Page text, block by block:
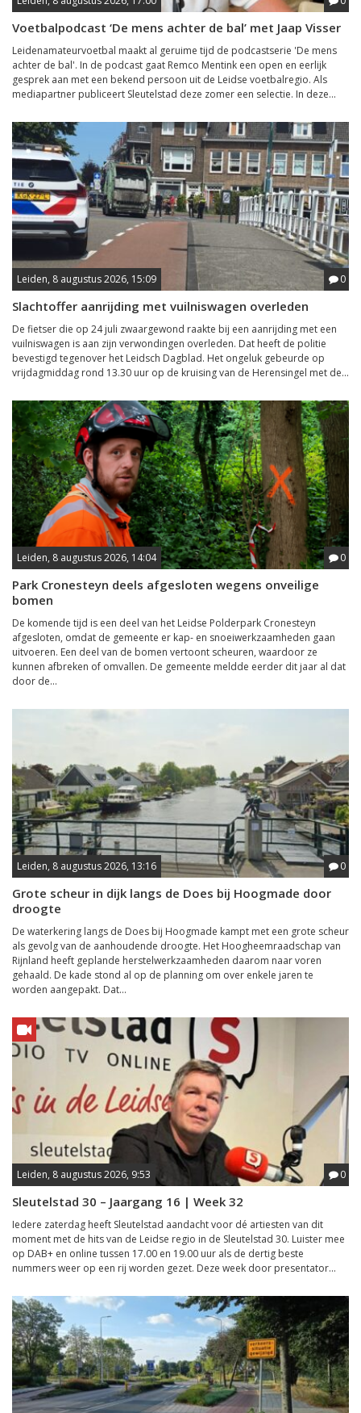
Voetbalpodcast ‘De mens achter de bal’ met Jaap Visser
Leidenamateurvoetbal maakt al geruime tijd de podcastserie 'De mens
achter de bal'. In de podcast gaat Remco Mentink een open en eerlijk
gesprek aan met een bekend persoon uit de Leidse voetbalregio. Als
mediapartner publiceert Sleutelstad deze zomer een selectie. In deze...
Leiden, 8 augustus 2026, 15:09 0
Slachtoffer aanrijding met vuilniswagen overleden
De fietser die op 24 juli zwaargewond raakte bij een aanrijding met een
vuilniswagen is aan zijn verwondingen overleden. Dat heeft de politie
bevestigd tegenover het Leidsch Dagblad. Het ongeluk gebeurde op
vrijdagmiddag rond 13.30 uur op de kruising van de Herensingel met de...
Leiden, 8 augustus 2026, 14:04 0
Park Cronesteyn deels afgesloten wegens onveilige
bomen
De komende tijd is een deel van het Leidse Polderpark Cronesteyn
afgesloten, omdat de gemeente er kap- en snoeiwerkzaamheden gaan
uitvoeren. Een deel van de bomen vertoont scheuren, waardoor ze
kunnen afbreken of omvallen. De gemeente meldde eerder dit jaar al dat
door de...
Leiden, 8 augustus 2026, 13:16 0
Grote scheur in dijk langs de Does bij Hoogmade door
droogte
De waterkering langs de Does bij Hoogmade kampt met een grote scheur
als gevolg van de aanhoudende droogte. Het Hoogheemraadschap van
Rijnland heeft geplande herstelwerkzaamheden daarom naar voren
gehaald. De kade stond al op de planning om over enkele jaren te
worden aangepakt. Dat...
Leiden, 8 augustus 2026, 9:53 0
Sleutelstad 30 – Jaargang 16 | Week 32
Iedere zaterdag heeft Sleutelstad aandacht voor dé artiesten van dit
moment met de hits van de Leidse regio in de Sleutelstad 30. Luister mee
op DAB+ en online tussen 17.00 en 19.00 uur als de dertig beste
nummers weer op een rij worden gezet. Deze week door presentator...